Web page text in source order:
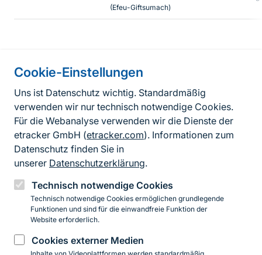
Cookie-Einstellungen
Uns ist Datenschutz wichtig. Standardmäßig
verwenden wir nur technisch notwendige Cookies.
Für die Webanalyse verwenden wir die Dienste der
etracker GmbH (etracker.com). Informationen zum
Datenschutz finden Sie in
unserer Datenschutzerklärung.
Technisch notwendige Cookies
Technisch notwendige Cookies ermöglichen grundlegende
Funktionen und sind für die einwandfreie Funktion der
Website erforderlich.
Cookies externer Medien
(Efeu-Giftsumach)
Informationen zur Seite
FußzeileKontakt zum BfN
Kontaktformular
Erklärung zur Barrierefreiheit
Impressum
Datenschutz
InstagramFacebookYouTubeLinkedIn